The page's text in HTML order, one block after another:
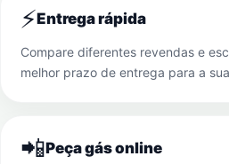
⚡Entrega rápida
Compare diferentes revendas e
melhor prazo de entrega para a
📲Peça gás online